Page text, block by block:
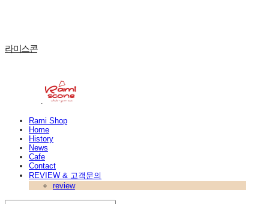
라미스콘
Rami Shop
Home
History
News
Cafe
Contact
REVIEW & 고객문의
review